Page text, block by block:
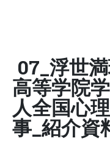
07_浮世
高等学院
人全国心
事_紹介資